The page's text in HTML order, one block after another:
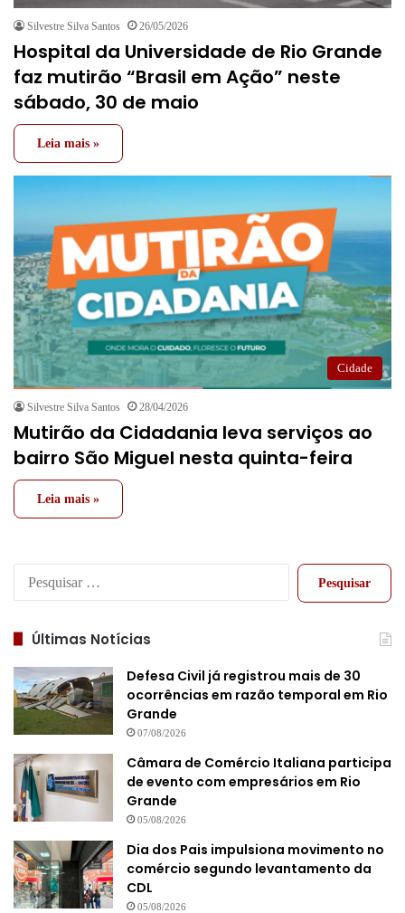
Silvestre Silva Santos 26/05/2026
Hospital da Universidade de Rio Grande
faz mutirão “Brasil em Ação” neste
sábado, 30 de maio
Leia mais »
Cidade
Silvestre Silva Santos 28/04/2026
Mutirão da Cidadania leva serviços ao
bairro São Miguel nesta quinta-feira
Leia mais »
Pesquisar
Últimas Notícias
Defesa Civil já registrou mais de 30
ocorrências em razão temporal em Rio
Grande
07/08/2026
Câmara de Comércio Italiana participa
de evento com empresários em Rio
Grande
05/08/2026
Dia dos Pais impulsiona movimento no
comércio segundo levantamento da
CDL
05/08/2026